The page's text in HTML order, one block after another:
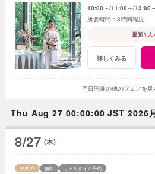
10:00～ 11:00～ 13:00
3時間程度
最近1人
詳しくみる
同日開催の他のフェアを見
Thu Aug 27 00:00:00 JST 2026
8/27 (木)
残席 無料 リアルタイム予約